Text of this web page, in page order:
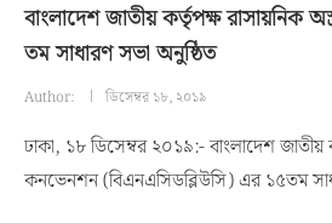
বাংলাদেশ জাতীয় কর্তৃপক্ষ রাসায়নিক
তম সাধারণ সভা অনুষ্ঠিত
Author: ডিসেম্বর ১৮, ২০১৯
ঢাকা, ১৮ ডিসেম্বর ২০১৯:- বাংলাদেশ জাতীয়
কনভেনশন (বিএনএসিডব্লিউসি) এর ১৫তম